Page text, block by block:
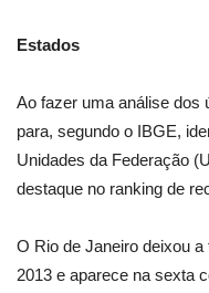
Estados
Ao fazer uma análise dos
para, segundo o IBGE,
Unidades da Federação
destaque no ranking de
O Rio de Janeiro deixou
2013 e aparece na sexta